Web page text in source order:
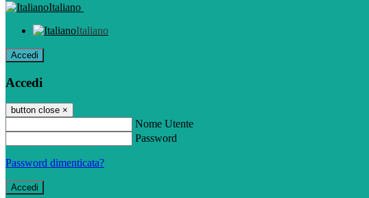
Italiano
Italiano
Accedi
Accedi
button close ×
Nome Utente
Password
Password dimenticata?